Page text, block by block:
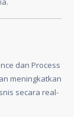
dan Process
meningkatkan
secara real-